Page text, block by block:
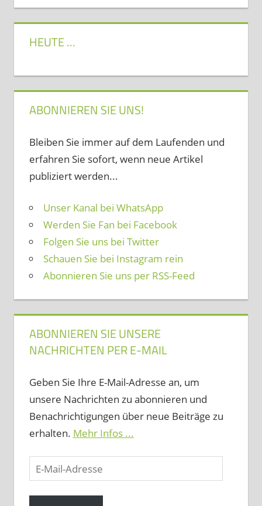
HEUTE …
ABONNIEREN SIE UNS!
Bleiben Sie immer auf dem Laufenden und
erfahren Sie sofort, wenn neue Artikel
publiziert werden...
Unser Kanal bei WhatsApp
Werden Sie Fan bei Facebook
Folgen Sie uns bei Twitter
Schauen Sie bei Instagram rein
Abonnieren Sie uns per RSS-Feed
ABONNIEREN SIE UNSERE
NACHRICHTEN PER E-MAIL
Geben Sie Ihre E-Mail-Adresse an, um
unsere Nachrichten zu abonnieren und
Benachrichtigungen über neue Beiträge zu
erhalten. Mehr Infos ...
E-
Mail-
Adresse